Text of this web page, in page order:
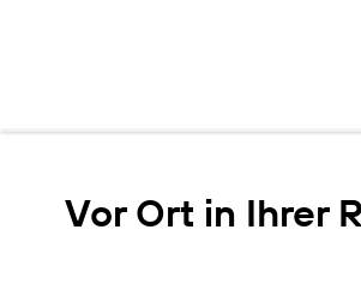
Vor Ort in Ihrer